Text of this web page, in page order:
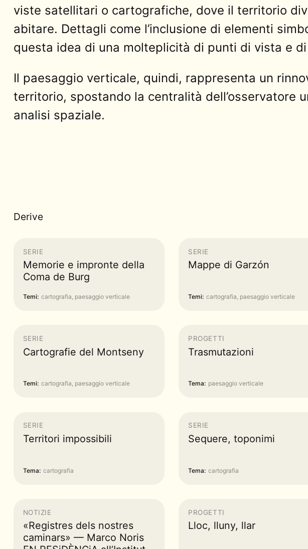
viste satellitari o cartografiche, dove il territorio
abitare. Dettagli come l’inclusione di elementi
questa idea di una molteplicità di punti di vista e
Il paesaggio verticale, quindi, rappresenta un
territorio, spostando la centralità dell’osservatore
analisi spaziale.
Derive
SERIE
Memorie e impronte della
Coma de Burg
Temi: cartografia, paesaggio verticale
SERIE
Mappe di Garzón
Temi: cartografia, paesaggio verticale
SERIE
Cartografie del Montseny
Temi: cartografia, paesaggio verticale
PROGETTI
Trasmutazioni
Tema: paesaggio verticale
SERIE
Territori impossibili
Tema: cartografia
SERIE
Sequere, toponimi
Tema: cartografia
NOTIZIE
«Registres dels nostres
caminars» — Marco Noris
PROGETTI
Lloc, lluny, llar